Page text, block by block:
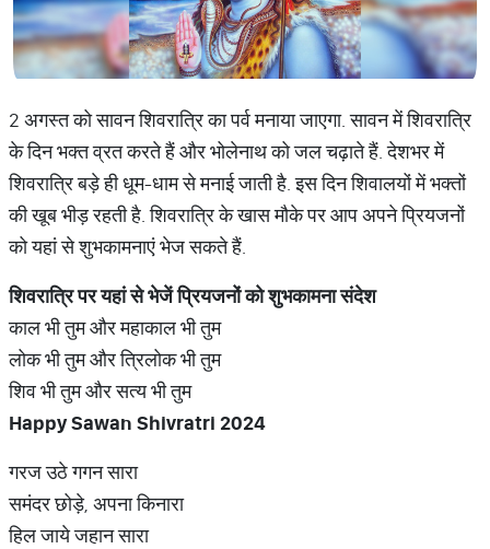
2 अगस्त को सावन शिवरात्रि का पर्व मनाया जाएगा. सावन में शिवरात्रि
के दिन भक्त व्रत करते हैं और भोलेनाथ को जल चढ़ाते हैं. देशभर में
शिवरात्रि बड़े ही धूम-धाम से मनाई जाती है. इस दिन शिवालयों में भक्तों
की खूब भीड़ रहती है. शिवरात्रि के खास मौके पर आप अपने प्रियजनों
को यहां से शुभकामनाएं भेज सकते हैं.
शिवरात्रिपरयहांसेभेजेंप्रियजनोंकोशुभकामनासंदेश
काल भी तुम और महाकाल भी तुम
लोक भी तुम और त्रिलोक भी तुम
शिव भी तुम और सत्य भी तुम
Happy Sawan Shivratri 2024
गरज उठे गगन सारा
समंदर छोड़े, अपना किनारा
हिल जाये जहान सारा